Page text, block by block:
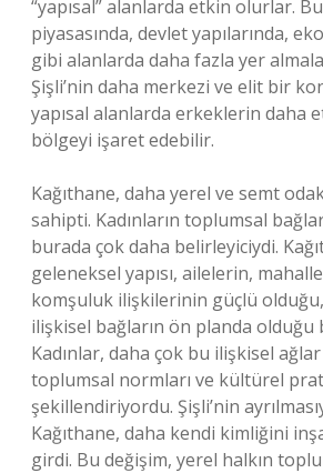
“yapısal” alanlarda etkin olurlar.
piyasasında, devlet yapılarında,
gibi alanlarda daha fazla yer
Şişli’nin daha merkezi ve elit bir
yapısal alanlarda erkeklerin daha
bölgeyi işaret edebilir.
Kağıthane, daha yerel ve semt
sahipti. Kadınların toplumsal
burada çok daha belirleyiciydi.
geleneksel yapısı, ailelerin,
komşuluk ilişkilerinin güçlü
ilişkisel bağların ön planda olduğu
Kadınlar, daha çok bu ilişkisel
toplumsal normları ve kültürel
şekillendiriyordu. Şişli’nin
Kağıthane, daha kendi kimliğini
girdi. Bu değişim, yerel halkın